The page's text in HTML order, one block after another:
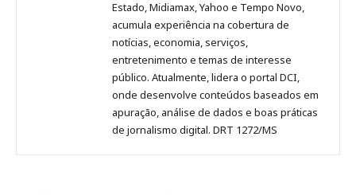
Estado, Midiamax, Yahoo e Tempo Novo,
acumula experiência na cobertura de
notícias, economia, serviços,
entretenimento e temas de interesse
público. Atualmente, lidera o portal DCI,
onde desenvolve conteúdos baseados em
apuração, análise de dados e boas práticas
de jornalismo digital. DRT 1272/MS